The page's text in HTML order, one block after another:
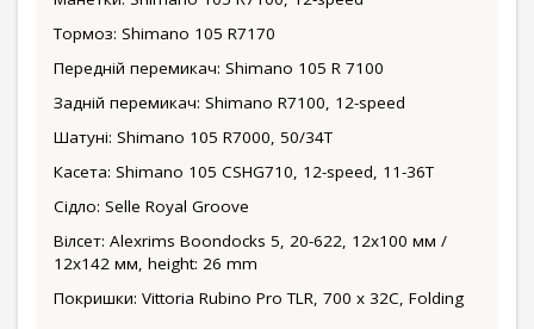
Тормоз: Shimano 105 R7170
Передній перемикач: Shimano 105 R 7100
Задній перемикач: Shimano R7100, 12-speed
Шатуні: Shimano 105 R7000, 50/34T
Касета: Shimano 105 CSHG710, 12-speed, 11-36T
Сідло: Selle Royal Groove
Вілсет: Alexrims Boondocks 5, 20-622, 12x100 мм /
12x142 мм, height: 26 mm
Покришки: Vittoria Rubino Pro TLR, 700 x 32C, Folding